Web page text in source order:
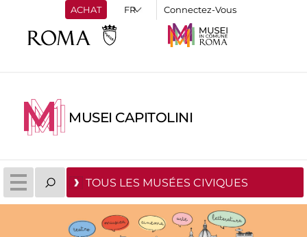
ACHAT Connectez-Vous
MUSEI CAPITOLINI
TOUS LES MUSÉES CIVIQUES